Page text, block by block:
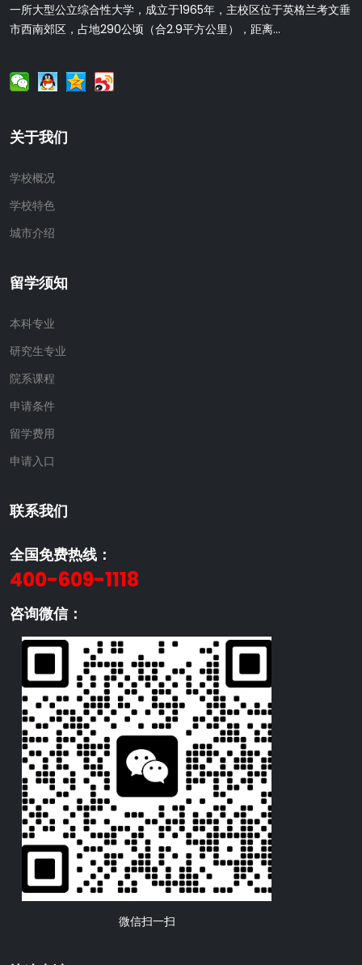
一所大型公立综合性大学，成立于1965年，主校区位于英格兰考文垂
市西南郊区，占地290公顷（合2.9平方公里），距离...
关于我们
学校概况
学校特色
城市介绍
留学须知
本科专业
研究生专业
院系课程
申请条件
留学费用
申请入口
联系我们
全国免费热线：
400-609-1118
咨询微信：
微信扫一扫